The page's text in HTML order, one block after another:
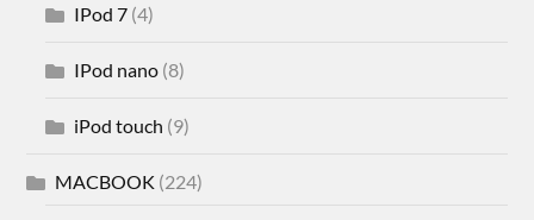
IPod 7 (4)
IPod nano (8)
iPod touch (9)
MACBOOK (224)